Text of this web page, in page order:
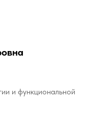
и функциональной